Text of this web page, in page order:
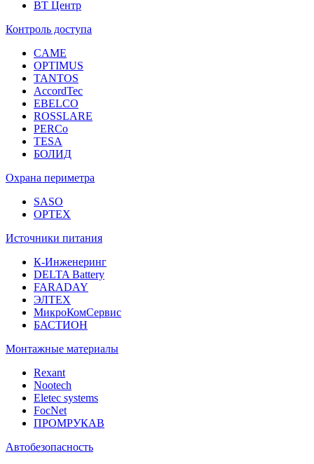
ВТ Центр
Контроль доступа
CAME
OPTIMUS
TANTOS
AccordTec
EBELCO
ROSSLARE
PERCo
TESA
БОЛИД
Охрана периметра
SASO
OPTEX
Источники питания
К-Инженеринг
DELTA Battery
FARADAY
ЭЛТЕХ
МикроКомСервис
БАСТИОН
Монтажные материалы
Rexant
Nootech
Eletec systems
FocNet
ПРОМРУКАВ
Автобезопасность